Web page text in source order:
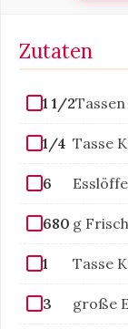
Zutaten
1 1/2
1/4 Tasse
6
680 g
1 Tasse
3 große